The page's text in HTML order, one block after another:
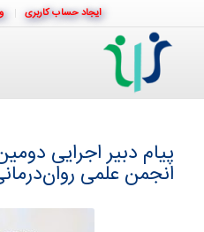
ایجاد حساب کاربری
پیام دبیر اجرایی
انجمن علمی